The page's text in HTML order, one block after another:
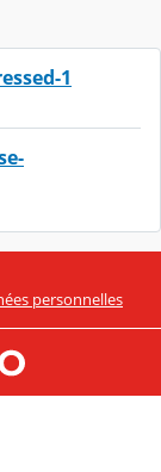
1
personnelles